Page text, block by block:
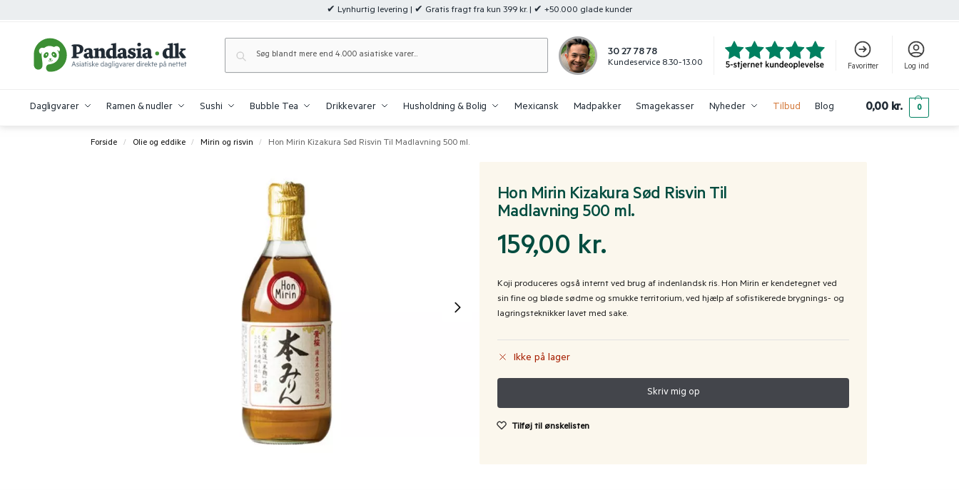
✔ Lynhurtig levering | ✔ Gratis fragt fra kun 399 kr. | ✔ +50.000 glade kunder
30 27 78 78
Kundeservice 8.30-13.00 Favoritter Log ind
Dagligvarer Ramen & nudler Sushi Bubble Tea Drikkevarer Husholdning & Bolig Mexicansk Madpakker Smagekasser Nyheder Tilbud Blog 0,00 kr. 0
Forside / Olie og eddike / Mirin og risvin / Hon Mirin Kizakura Sød Risvin Til Madlavning 500 ml.
Hon Mirin Kizakura Sød Risvin Til
Madlavning 500 ml.
159,00 kr.
Koji produceres også internt ved brug af indenlandsk ris. Hon Mirin er kendetegnet ved
sin fine og bløde sødme og smukke territorium, ved hjælp af sofistikerede brygnings- og
lagringsteknikker lavet med sake.
Ikke på lager
Tilføj til ønskelisten